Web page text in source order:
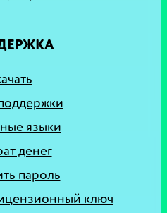
языки
денег
пароль
ключ